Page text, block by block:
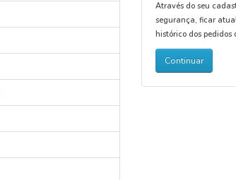
Através do seu
segurança, ficar
histórico dos pedidos
Continuar